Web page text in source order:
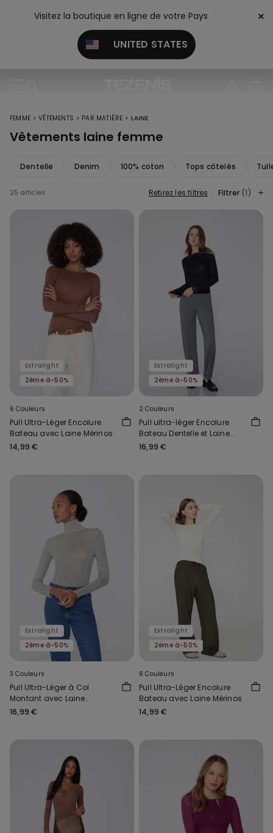
Visitez la boutique en ligne de votre Pays
UNITED STATES
×
FEMME > VÊTEMENTS > PAR MATIÈRE > LAINE
Vêtements laine femme
Dentelle Denim 100% coton Tops côtelés
25 articles Retirez les filtres Filtrer (1)
Extralight
2ème à-50%
6 Couleurs
Pull Ultra-Léger Encolure
Bateau avec Laine Mérinos
14,99 €
Extralight
2ème à-50%
2 Couleurs
Pull ultra-léger Encolure
Bateau Dentelle et Laine
Mérinos
16,99 €
Extralight
2ème à-50%
3 Couleurs
Pull Ultra-Léger à Col
Montant avec Laine
Mérinos
16,99 €
Extralight
2ème à-50%
6 Couleurs
Pull Ultra-Léger Encolure
Bateau avec Laine Mérinos
14,99 €